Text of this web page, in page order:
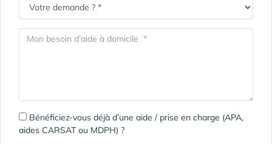
Bénéficiez-vous déjà d’une aide / prise en charge (APA,
aides CARSAT ou MDPH) ?